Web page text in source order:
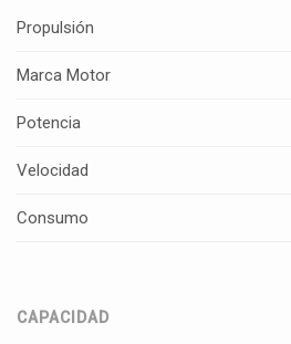
Propulsión
Marca Motor
Potencia
Velocidad
Consumo
CAPACIDAD